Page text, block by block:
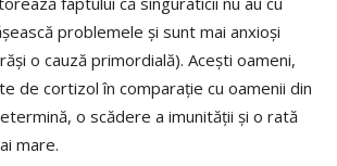
problemele și sunt mai anxioși
o cauză primordială). Acești oameni,
de cortizol în comparație cu oamenii din
o scădere a imunității și o rată
mare.